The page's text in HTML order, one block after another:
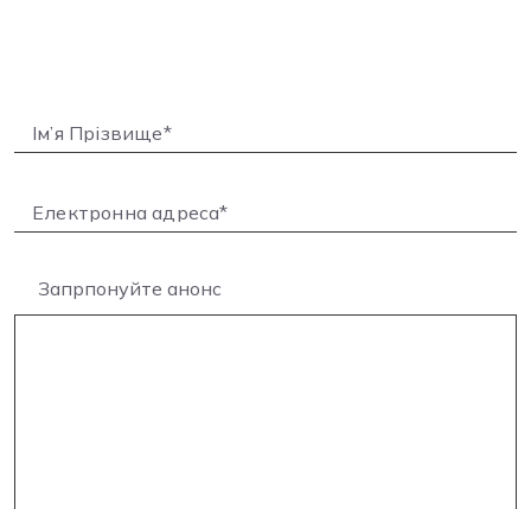
Запрпонуйте анонс